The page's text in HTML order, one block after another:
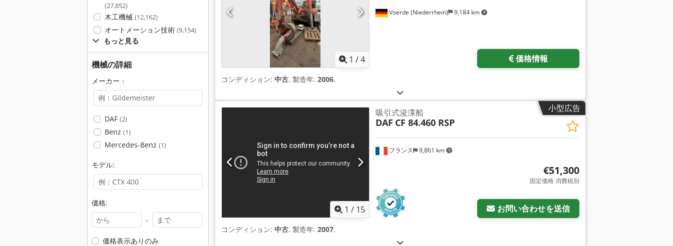
(27,852)
木工機械 (12,162)
オートメーション技術 (9,154)
もっと見る
機械の詳細
メーカー：
DAF (2)
Benz (1)
Mercedes-Benz (1)
モデル:
価格:
-
価格表示ありのみ
1 /4
Voerde (Niederrhein) 9,184 km
価格情報
コンディション: 中古, 製造年: 2006,
小型広告
1 / 15
フランス 9,861 km
吸引式浚渫船
DAF CF 84.460 RSP
€51,300
固定価格 消費税別
お問い合わせを送信
コンディション: 中古, 製造年: 2007,